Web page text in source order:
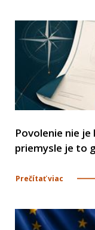
Povolenie nie
priemysle je to
Prečítať viac